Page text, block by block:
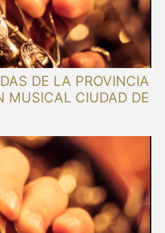
DE LA PROVINCIA
MUSICAL CIUDAD DE